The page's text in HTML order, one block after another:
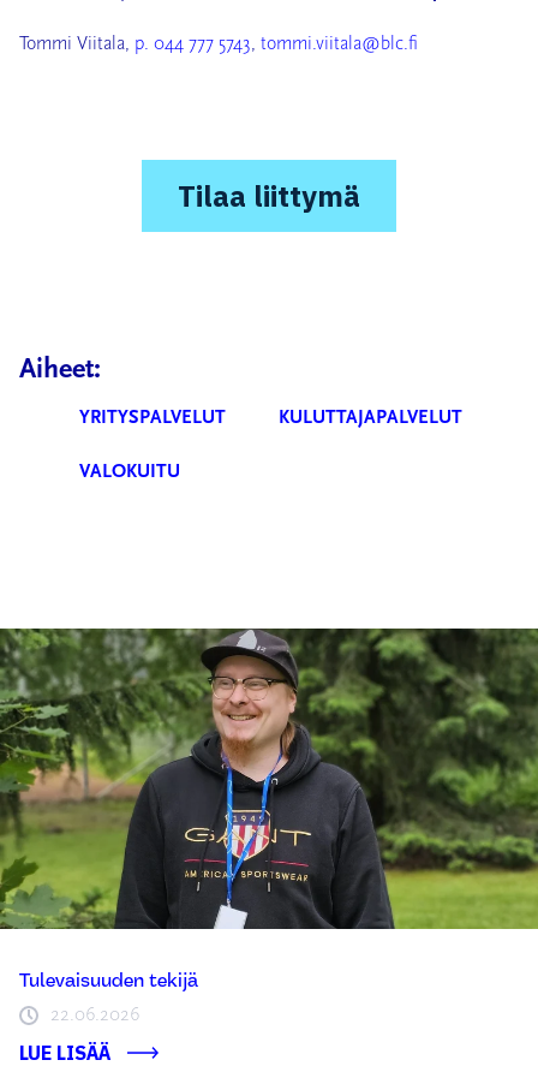
Tommi Viitala, p. 044 777 5743, tommi.viitala@blc.fi
Tilaa liittymä
Aiheet:
YRITYSPALVELUT KULUTTAJAPALVELUT
VALOKUITU
Tulevaisuuden tekijä
22.06.2026
LUE LISÄÄ